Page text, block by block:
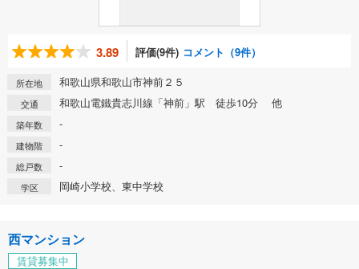
3.89 評価(9件) コメント（9件）
所在地 和歌山県和歌山市神前２５
交通 和歌山電鐵貴志川線「神前」駅 徒歩10分 他
築年数 -
建物階 -
総戸数 -
学区 岡崎小学校、東中学校
西マンション
賃貸募集中